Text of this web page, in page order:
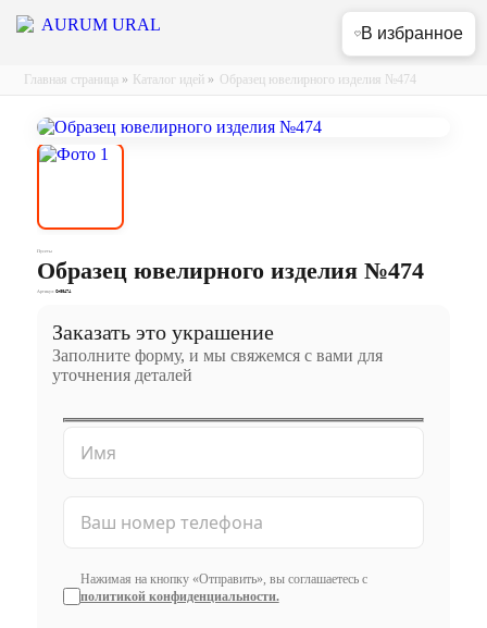
Главная страница» Каталог идей » Образец ювелирного изделия №474
Пусеты
Образец ювелирного изделия №474
Артикул: Сп00474
Заказать это украшение
Заполните форму, и мы свяжемся с вами для
уточнения деталей
Нажимая на кнопку «Отправить», вы соглашаетесь с
политикой конфиденциальности.
В избранное